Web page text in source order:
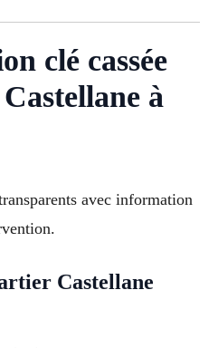
clé cassée
à
avec information
Castellane